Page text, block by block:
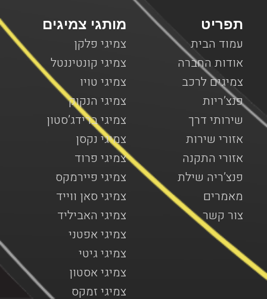
מותגי צמיגים
צמיגי פלקן
צמיגי קונטיננטל
צמיגי טויו
צמיגי הנקוק
צמיגי ברידג’סטון
צמיגי נקסן
צמיגי פרוד
צמיגי פיירמקס
צמיגי סאן ווייד
צמיגי האביליד
צמיגי אפטני
צמיגי גיטי
צמיגי אסטון
צמיגי זמקס
תפריט
עמוד הבית
אודות החברה
צמיגים לרכב
פנצ’ריות
שירותי דרך
אזורי שירות
אזורי התקנה
פנצ’ריה שילת
מאמרים
צור קשר